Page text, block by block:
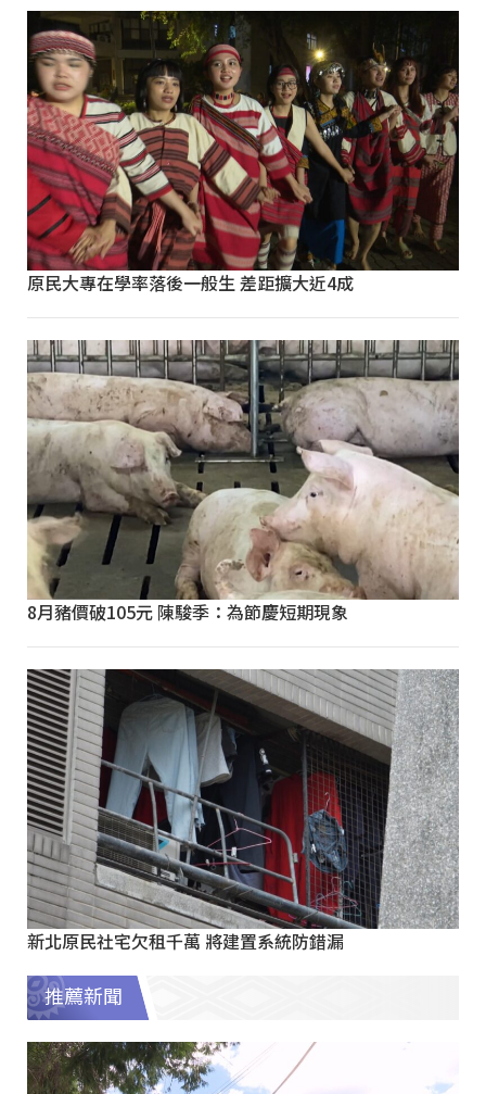
原民大專在學率落後一般生 差距擴大近4成
8月豬價破105元 陳駿季：為節慶短期現象
新北原民社宅欠租千萬 將建置系統防錯漏
推薦新聞